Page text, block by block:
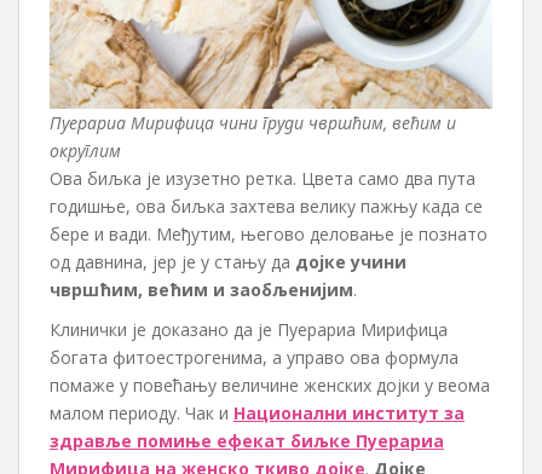
Пуерариа Мирифица чини груди чвршћим, већим и
округлим
Ова биљка је изузетно ретка. Цвета само два пута
годишње, ова биљка захтева велику пажњу када се
бере и вади. Међутим, његово деловање је познато
од давнина, јер је у стању да дојке учини
чвршћим, већим и заобљенијим.
Клинички је доказано да је Пуерариа Мирифица
богата фитоестрогенима, а управо ова формула
помаже у повећању величине женских дојки у веома
малом периоду. Чак и Национални институт за
здравље помиње ефекат биљке Пуерариа
Мирифица на женско ткиво дојке. Дојке